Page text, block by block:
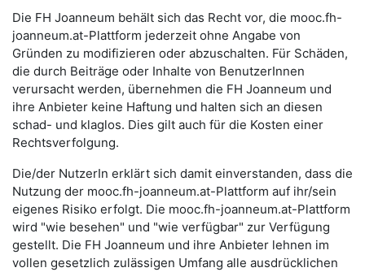
Die FH Joanneum behält sich das Recht vor, die mooc.fh-
joanneum.at-Plattform jederzeit ohne Angabe von
Gründen zu modifizieren oder abzuschalten. Für Schäden,
die durch Beiträge oder Inhalte von BenutzerInnen
verursacht werden, übernehmen die FH Joanneum und
ihre Anbieter keine Haftung und halten sich an diesen
schad- und klaglos. Dies gilt auch für die Kosten einer
Rechtsverfolgung.
Die/der NutzerIn erklärt sich damit einverstanden, dass die
Nutzung der mooc.fh-joanneum.at-Plattform auf ihr/sein
eigenes Risiko erfolgt. Die mooc.fh-joanneum.at-Plattform
wird "wie besehen" und "wie verfügbar" zur Verfügung
gestellt. Die FH Joanneum und ihre Anbieter lehnen im
vollen gesetzlich zulässigen Umfang alle ausdrücklichen